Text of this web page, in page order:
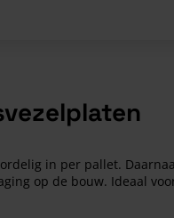
for Bouwshop
in per pallet.
op de bouw. Ideaal